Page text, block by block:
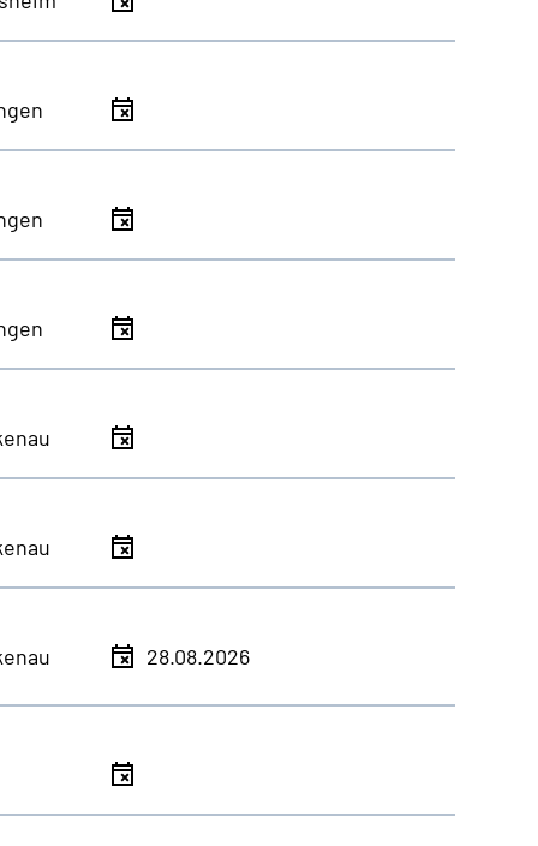
28.08.2026